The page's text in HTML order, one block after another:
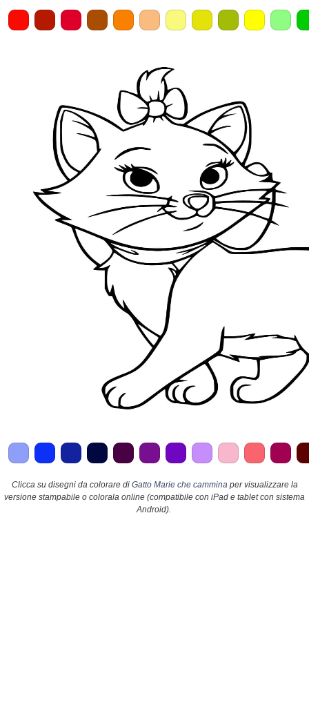
Clicca su disegni da colorare di Gatto Marie che cammina per visualizzare la
versione stampabile o colorala online (compatibile con iPad e tablet con sistema
Android).